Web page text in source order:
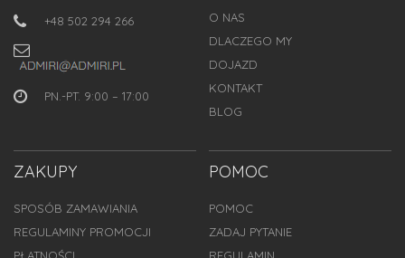
+48 502 294 266
PN.-PT. 9:00 – 17:00
O NAS
DLACZEGO MY
DOJAZD
KONTAKT
BLOG
ZAKUPY
SPOSÓB ZAMAWIANIA
REGULAMINY PROMOCJI
POMOC
POMOC
ZADAJ PYTANIE